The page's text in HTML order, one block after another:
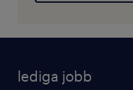
lediga jobb